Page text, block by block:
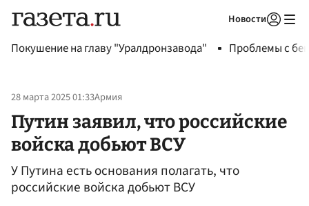
Новости
Покушение на главу "Уралдронзавода" Проблемы с
28 марта 2025 01:33Армия
Путин заявил, что российские
войска добьют ВСУ
У Путина есть основания полагать, что
российские войска добьют ВСУ